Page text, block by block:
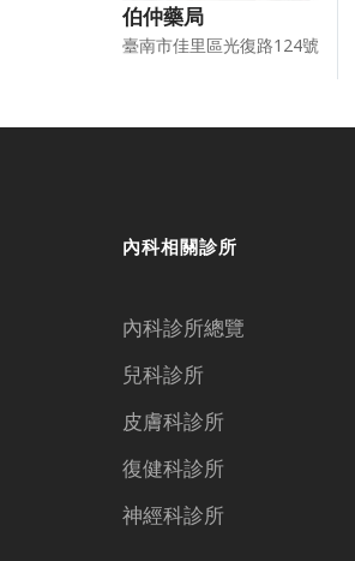
伯仲藥局
臺南市佳里區光復路124號
內科相關診所
內科診所總覽
兒科診所
皮膚科診所
復健科診所
神經科診所